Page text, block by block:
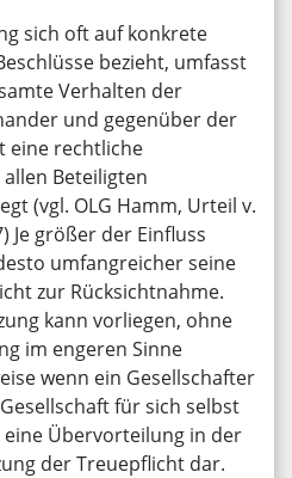
sich oft auf konkrete
bezieht, umfasst
Verhalten der
und gegenüber der
eine rechtliche
Beteiligten
(vgl. OLG Hamm, Urteil v.
Je größer der Einfluss
umfangreicher seine
zur Rücksichtnahme.
kann vorliegen, ohne
im engeren Sinne
wenn ein Gesellschafter
für sich selbst
Übervorteilung in der
der Treuepflicht dar.